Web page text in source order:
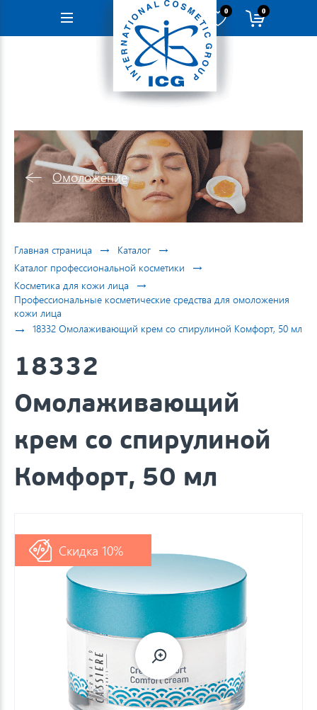
Навигация
0 0
Омоложение
Главная страница → Каталог →
Каталог профессиональной косметики →
Косметика для кожи лица →
Профессиональные косметические средства для омоложения
кожи лица
→ 18332 Омолаживающий крем со спирулиной Комфорт, 50 мл
18332
Омолаживающий
крем со спирулиной
Комфорт, 50 мл
Скидка 10%